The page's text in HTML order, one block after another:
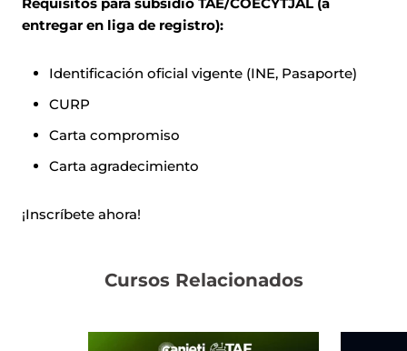
entregar en liga de registro):
Identificación oficial vigente (INE, Pasaporte)
CURP
Carta compromiso
Carta agradecimiento
¡Inscríbete ahora!
Cursos Relacionados